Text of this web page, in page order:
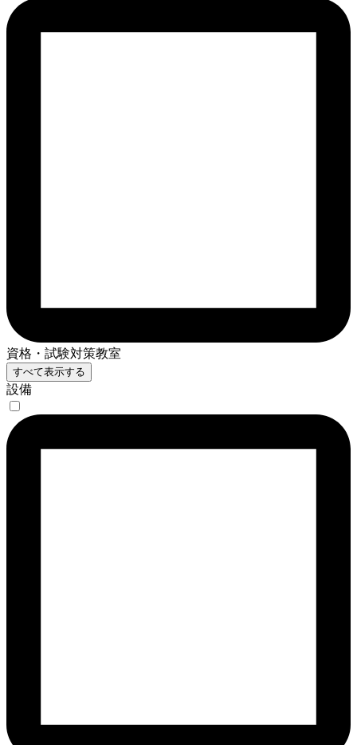
資格・試験対策教室
すべて表示する
設備